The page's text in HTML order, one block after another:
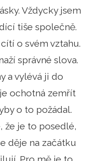
Vždycky jsem
tiše společně.
o svém vztahu.
správné slova.
a vylévá ji do
ochotná zemřít
o to požádal.
že je to posedlé,
děje na začátku